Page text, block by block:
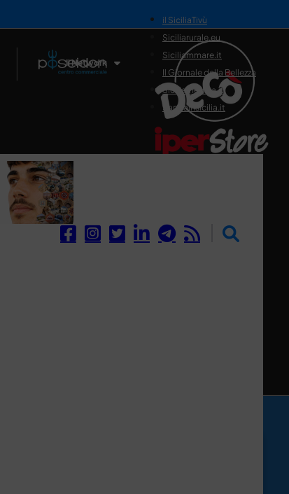
Il Network
il SiciliaTivù
Siciliarurale.eu
Siciliammare.it
Il Giornale della Bellezza
Siciliamedica.it
Sanitainsicilia.it